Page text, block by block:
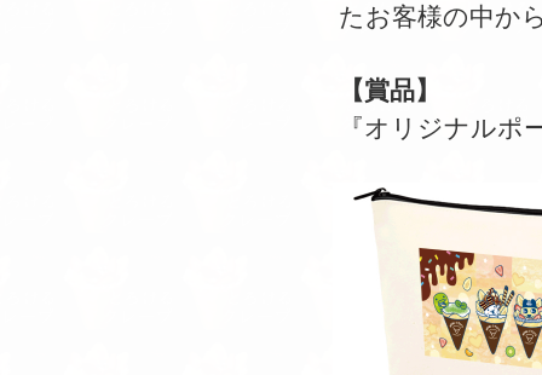
たお客様の中か
【賞品】
『オリジナル